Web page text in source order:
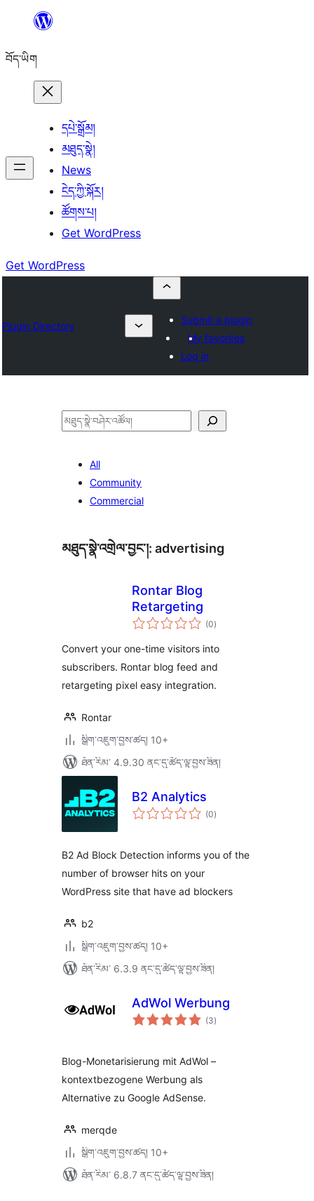
content
བོད་ཡིག
དཔེ་སྒྲོམ།
མཐུད་སྣེ།
News
ངེད་ཀྱི་སྐོར།
ཚོགས་པ།
Get WordPress
Get WordPress
Plugin Directory
Submit a plugin
My favorites
Log in
བཤེར་
All
Community
Commercial
མཐུད་སྣེ་འགྲེལ་བྱང་།: advertising
Rontar Blog
Retargeting
(0གདེང་
འཇོག་
ཚང་།
)
Convert your one-time visitors into
subscribers. Rontar blog feed and
retargeting pixel easy integration.
Rontar
སྒྲིག་འཇུག་བྱས་ཚད། 10+
ཐོན་རིམ་ 4.9.30 ནང་དུ་ཚོད་ལྟ་བྱས་ཟིན།
B2 Analytics
(0གདེང་
འཇོག་
)
B2 Ad Block Detection informs you of the
number of browser hits on your
WordPress site that have ad blockers
b2
སྒྲིག་འཇུག་བྱས་ཚད། 10+
ཐོན་རིམ་ 6.3.9 ནང་དུ་ཚོད་ལྟ་བྱས་ཟིན།
AdWol Werbung
(3གདེང་
འཇོག་
)
Blog-Monetarisierung mit AdWol –
kontextbezogene Werbung als
Alternative zu Google AdSense.
merqde
སྒྲིག་འཇུག་བྱས་ཚད། 10+
ཐོན་རིམ་ 6.8.7 ནང་དུ་ཚོད་ལྟ་བྱས་ཟིན།